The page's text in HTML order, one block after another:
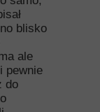
blisko
ale
pewnie
do